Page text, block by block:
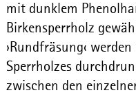
mit dunklem
Birkensperrholz
›Rundfräsung‹
Sperrholzes
zwischen den